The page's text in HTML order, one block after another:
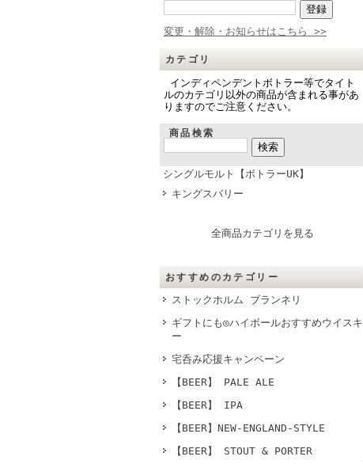
変更・解除・お知らせはこちら >>
カテゴリ
インディペンデントボトラー等でタイト
ルのカテゴリ以外の商品が含まれる事があ
りますのでご注意ください。
商品検索
シングルモルト【ボトラーUK】
キングスバリー
全商品カテゴリを見る
おすすめのカテゴリー
ストックホルム ブランネリ
ギフトにも◎ハイボールおすすめウイスキ
ー
宅呑み応援キャンペーン
【BEER】 PALE ALE
【BEER】 IPA
【BEER】NEW-ENGLAND-STYLE
【BEER】 STOUT & PORTER